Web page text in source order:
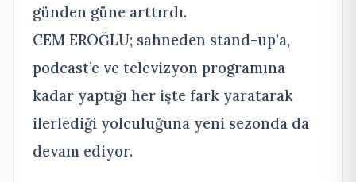
günden güne arttırdı.
CEM EROĞLU; sahneden stand-up’a,
podcast’e ve televizyon programına
kadar yaptığı her işte fark yaratarak
ilerlediği yolculuğuna yeni sezonda da
devam ediyor.